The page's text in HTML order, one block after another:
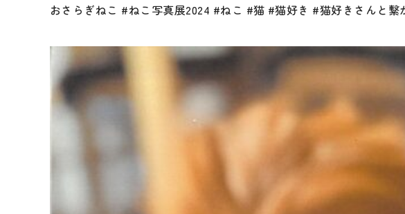
おさらぎねこ #ねこ写真展2024 #ねこ #猫 #猫好き #猫好きさんと繋